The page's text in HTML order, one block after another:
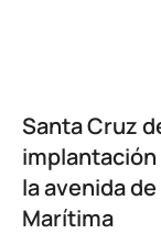
Santa Cruz
implantación
la avenida
Marítima